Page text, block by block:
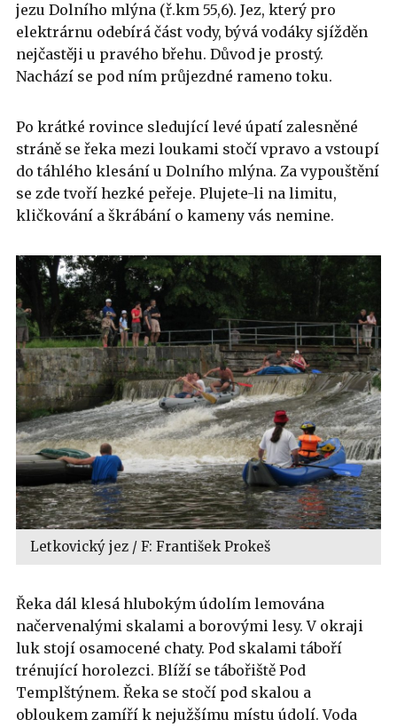
jezu Dolního mlýna (ř.km 55,6). Jez, který pro
elektrárnu odebírá část vody, bývá vodáky sjížděn
nejčastěji u pravého břehu. Důvod je prostý.
Nachází se pod ním průjezdné rameno toku.
Po krátké rovince sledující levé úpatí zalesněné
stráně se řeka mezi loukami stočí vpravo a vstoupí
do táhlého klesání u Dolního mlýna. Za vypouštění
se zde tvoří hezké peřeje. Plujete-li na limitu,
kličkování a škrábání o kameny vás nemine.
Letkovický jez / F: František Prokeš
Řeka dál klesá hlubokým údolím lemována
načervenalými skalami a borovými lesy. V okraji
luk stojí osamocené chaty. Pod skalami táboří
trénující horolezci. Blíží se tábořiště Pod
Templštýnem. Řeka se stočí pod skalou a
obloukem zamíří k nejužšímu místu údolí. Voda